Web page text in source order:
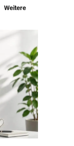
Weitere